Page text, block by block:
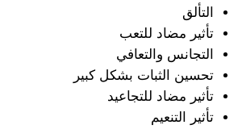
التألق
تأثير مضاد للتعب
التجانس والتعافي
تحسين الثبات بشكل كبير
تأثير مضاد للتجاعيد
تأثير التنعيم